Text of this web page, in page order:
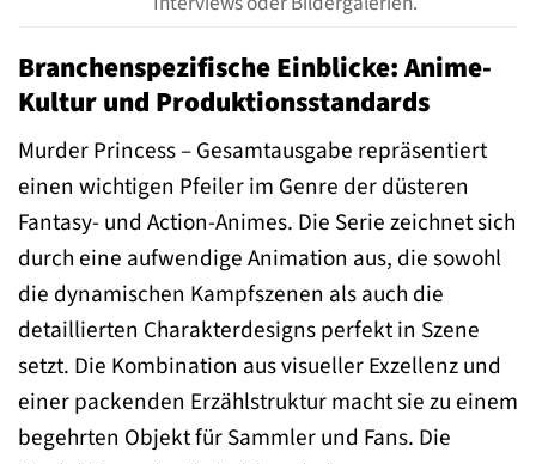
Branchenspezifische Einblicke: Anime-
Kultur und Produktionsstandards
Murder Princess – Gesamtausgabe repräsentiert
einen wichtigen Pfeiler im Genre der düsteren
Fantasy- und Action-Animes. Die Serie zeichnet sich
durch eine aufwendige Animation aus, die sowohl
die dynamischen Kampfszenen als auch die
detaillierten Charakterdesigns perfekt in Szene
setzt. Die Kombination aus visueller Exzellenz und
einer packenden Erzählstruktur macht sie zu einem
begehrten Objekt für Sammler und Fans. Die